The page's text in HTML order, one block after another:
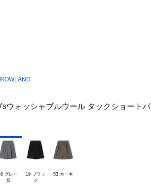
ウォッシャブルウール タックショートパ
グレー
系
19 ブラッ
53 カーキ